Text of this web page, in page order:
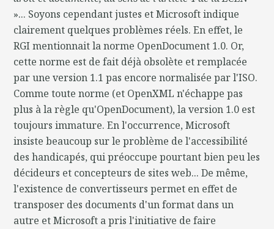
»... Soyons cependant justes et Microsoft indique
clairement quelques problèmes réels. En effet, le
RGI mentionnait la norme OpenDocument 1.0. Or,
cette norme est de fait déjà obsolète et remplacée
par une version 1.1 pas encore normalisée par l'ISO.
Comme toute norme (et OpenXML n'échappe pas
plus à la règle qu'OpenDocument), la version 1.0 est
toujours immature. En l'occurrence, Microsoft
insiste beaucoup sur le problème de l'accessibilité
des handicapés, qui préoccupe pourtant bien peu les
décideurs et concepteurs de sites web... De même,
l'existence de convertisseurs permet en effet de
transposer des documents d'un format dans un
autre et Microsoft a pris l'initiative de faire